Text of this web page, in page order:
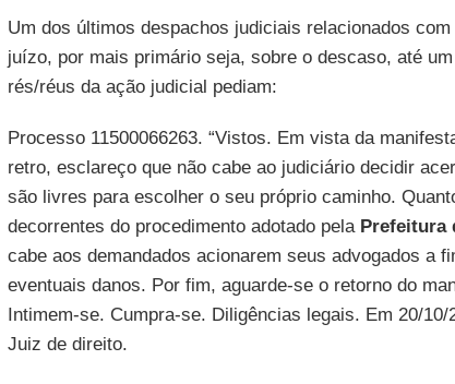
Um dos últimos despachos judiciais relacionados
juízo, por mais primário seja, sobre o descaso, até
rés/réus da ação judicial pediam:
Processo 11500066263. “Vistos. Em vista da
retro, esclareço que não cabe ao judiciário decidir
são livres para escolher o seu próprio caminho.
decorrentes do procedimento adotado pela Prefeitura
cabe aos demandados acionarem seus advogados a
eventuais danos. Por fim, aguarde-se o retorno do
Intimem-se. Cumpra-se. Diligências legais. Em 20/10/
Juiz de direito.